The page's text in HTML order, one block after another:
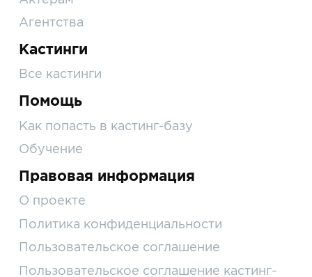
Агентства
Кастинги
Все кастинги
Помощь
Как попасть в кастинг-базу
Обучение
Правовая информация
О проекте
Политика конфиденциальности
Пользовательское соглашение
Пользовательское соглашение кастинг-